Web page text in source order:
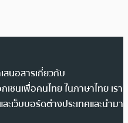
สนอสารเกี่ยวกับ
ชนเพื่อคนไทย ในภาษาไทย เรา
เว็บบอร์ดต่างประเทศและนำมา